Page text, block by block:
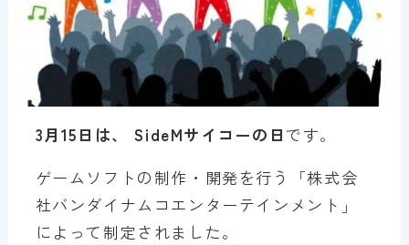
3月15日は、 SideMサイコーの日 です。
ゲームソフトの制作・開発を行う「株式会
社バンダイナムコエンターテインメント」
によって制定されました。